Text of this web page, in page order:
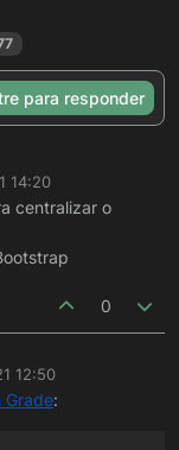
para responder
14:20
centralizar o
0
12:50
Grade: